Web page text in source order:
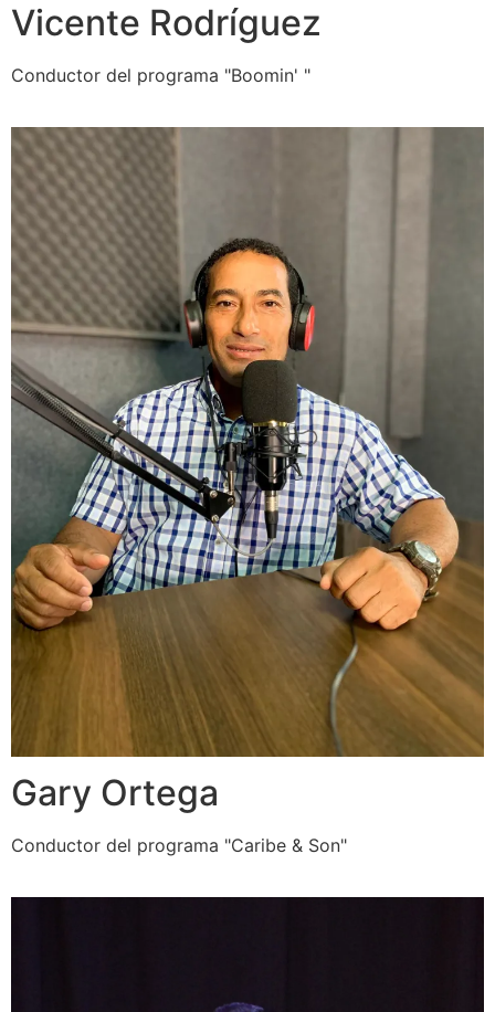
Vicente Rodríguez
Conductor del programa "Boomin' "
Gary Ortega
Conductor del programa "Caribe & Son"